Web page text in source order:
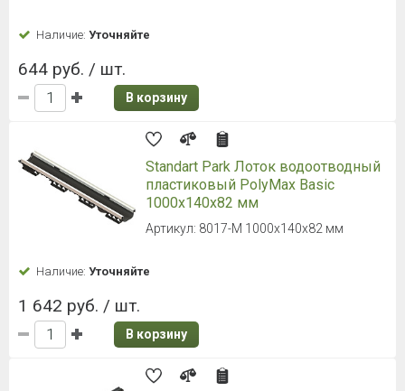
Наличие: Уточняйте
644 руб. / шт.
В корзину
Standart Park Лоток водоотводный
пластиковый PolyMax Basic
1000х140х82 мм
Артикул: 8017-М 1000х140х82 мм
Наличие: Уточняйте
1 642 руб. / шт.
В корзину